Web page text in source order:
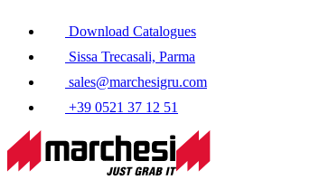
Download Catalogues
Sissa Trecasali, Parma
sales@marchesigru.com
+39 0521 37 12 51